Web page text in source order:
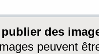
des
peuvent